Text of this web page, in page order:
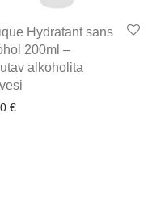
Hydratant sans
200ml –
alkoholita
€